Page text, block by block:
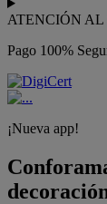
ATENCIÓN
Pago 100%
¡Nueva app!